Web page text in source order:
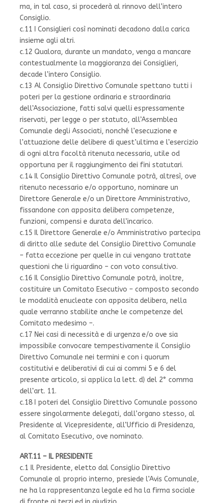
ma, in tal caso, si procederà al rinnovo dell’intero
Consiglio.
c.11 I Consiglieri così nominati decadono dalla carica
insieme agli altri.
c.12 Qualora, durante un mandato, venga a mancare
contestualmente la maggioranza dei Consiglieri,
decade l’intero Consiglio.
c.13 Al Consiglio Direttivo Comunale spettano tutti i
poteri per la gestione ordinaria e straordinaria
dell’Associazione, fatti salvi quelli espressamente
riservati, per legge o per statuto, all’Assemblea
Comunale degli Associati, nonché l’esecuzione e
l’attuazione delle delibere di quest’ultima e l’esercizio
di ogni altra facoltà ritenuta necessaria, utile od
opportuna per il raggiungimento dei fini statutari.
c.14 Il Consiglio Direttivo Comunale potrà, altresì, ove
ritenuto necessario e/o opportuno, nominare un
Direttore Generale e/o un Direttore Amministrativo,
fissandone con apposita delibera competenze,
funzioni, compensi e durata dell’incarico.
c.15 Il Direttore Generale e/o Amministrativo partecipa
di diritto alle sedute del Consiglio Direttivo Comunale
– fatta eccezione per quelle in cui vengano trattate
questioni che li riguardino – con voto consultivo.
c.16 Il Consiglio Direttivo Comunale potrà, inoltre,
costituire un Comitato Esecutivo – composto secondo
le modalità enucleate con apposita delibera, nella
quale verranno stabilite anche le competenze del
Comitato medesimo –.
c.17 Nei casi di necessità e di urgenza e/o ove sia
impossibile convocare tempestivamente il Consiglio
Direttivo Comunale nei termini e con i quorum
costitutivi e deliberativi di cui ai commi 5 e 6 del
presente articolo, si applica la lett. d) del 2° comma
dell’art. 11.
c.18 I poteri del Consiglio Direttivo Comunale possono
essere singolarmente delegati, dall’organo stesso, al
Presidente al Vicepresidente, all’Ufficio di Presidenza,
al Comitato Esecutivo, ove nominato.
ART.11 – IL PRESIDENTE
c.1 Il Presidente, eletto dal Consiglio Direttivo
Comunale al proprio interno, presiede l’Avis Comunale,
ne ha la rappresentanza legale ed ha la firma sociale